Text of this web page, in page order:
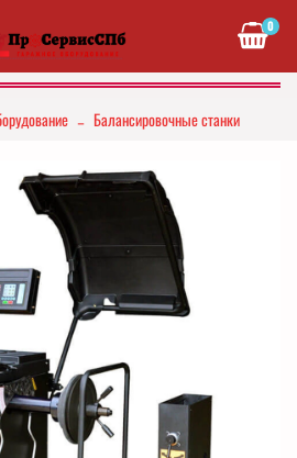
0
Балансировочные станки